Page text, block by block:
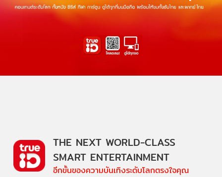
THE NEXT WORLD-CLASS
SMART ENTERTAINMENT
อีกขั้นของความบันเทิงระดับโลกตรงใจคุณ